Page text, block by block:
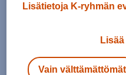
Arvioitu toimitusaika
Lisätietoja K-ryhmän
Vain välttämättömät